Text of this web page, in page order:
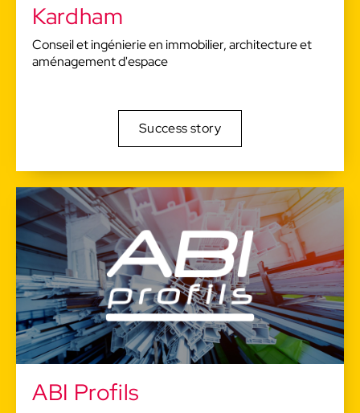
Kardham
Conseil et ingénierie en immobilier, architecture et
aménagement d'espace
Success story
ABI Profils